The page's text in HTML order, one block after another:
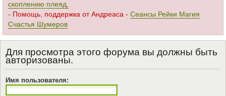
скоплению плеяд,
- Помощь, поддержка от Андреаса - Сеансы Рейки Магия
Счастья Шумеров
Для просмотра этого форума вы должны быть
авторизованы.
Имя пользователя: